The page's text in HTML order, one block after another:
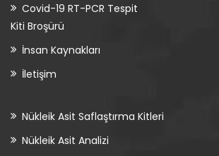
Covid-19 RT-PCR Tespit
Kiti Broşürü
İnsan Kaynakları
İletişim
Nükleik Asit Saflaştırma Kitleri
Nükleik Asit Analizi